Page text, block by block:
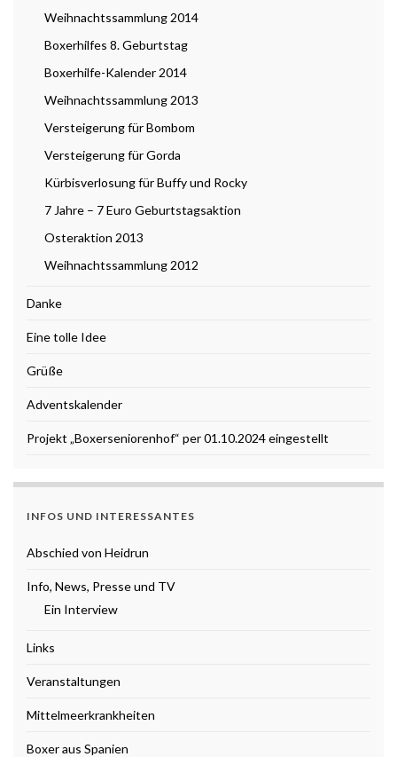
Weihnachtssammlung 2014
Boxerhilfes 8. Geburtstag
Boxerhilfe-Kalender 2014
Weihnachtssammlung 2013
Versteigerung für Bombom
Versteigerung für Gorda
Kürbisverlosung für Buffy und Rocky
7 Jahre – 7 Euro Geburtstagsaktion
Osteraktion 2013
Weihnachtssammlung 2012
Danke
Eine tolle Idee
Grüße
Adventskalender
Projekt „Boxerseniorenhof“ per 01.10.2024 eingestellt
INFOS UND INTERESSANTES
Abschied von Heidrun
Info, News, Presse und TV
Ein Interview
Links
Veranstaltungen
Mittelmeerkrankheiten
Boxer aus Spanien